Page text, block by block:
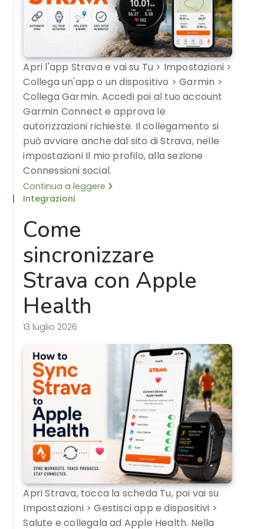
Apri l'app Strava e vai su Tu > Impostazioni >
Collega un'app o un dispositivo > Garmin >
Collega Garmin. Accedi poi al tuo account
Garmin Connect e approva le
autorizzazioni richieste. Il collegamento si
può avviare anche dal sito di Strava, nelle
impostazioni Il mio profilo, alla sezione
Connessioni social.
Continua a leggere
Integrazioni
Come
sincronizzare
Strava con Apple
Health
13 luglio 2026
Apri Strava, tocca la scheda Tu, poi vai su
Impostazioni > Gestisci app e dispositivi >
Salute e collegala ad Apple Health. Nella